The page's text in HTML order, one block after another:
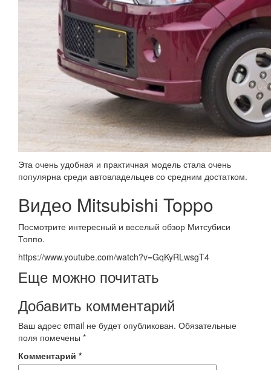
Эта очень удобная и практичная модель стала очень
популярна среди автовладельцев со средним достатком.
Видео Mitsubishi Toppo
Посмотрите интересный и веселый обзор Митсубиси
Топпо.
https://www.youtube.com/watch?v=GqKyRLwsgT4
Еще можно почитать
Добавить комментарий
Ваш адрес email не будет опубликован. Обязательные
поля помечены *
Комментарий *